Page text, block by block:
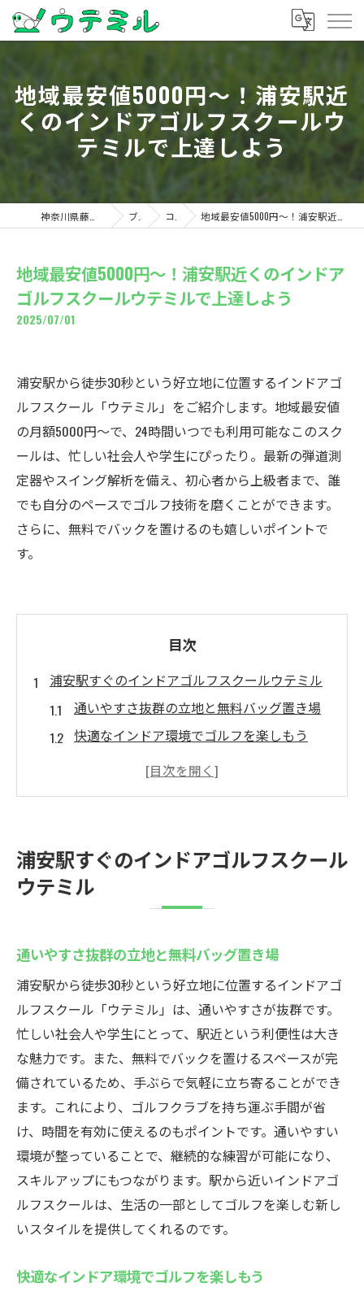
地域最安値5000円〜！浦安駅近
くのインドアゴルフスクールウ
テミルで上達しよう
ブログ コラム 地域最安値5000円〜！浦安駅近くのインドアゴルフスクールウテミルで上達しよう
地域最安値5000円〜！浦安駅近くのインドア
ゴルフスクールウテミルで上達しよう
2025/07/01
浦安駅から徒歩30秒という好立地に位置するインドアゴ
ルフスクール「ウテミル」をご紹介します。地域最安値
の月額5000円〜で、24時間いつでも利用可能なこのスク
ールは、忙しい社会人や学生にぴったり。最新の弾道測
定器やスイング解析を備え、初心者から上級者まで、誰
でも自分のペースでゴルフ技術を磨くことができます。
さらに、無料でバックを置けるのも嬉しいポイントで
す。
目次
浦安駅すぐのインドアゴルフスクールウテミル
通いやすさ抜群の立地と無料バッグ置き場
快適なインドア環境でゴルフを楽しもう
初心者に優しい手厚いサポート体制
クラブフィッティングで自分に合った練習
地域最安値で始めるインドアゴルフ
お財布に優しい価格でゴルフを始めよう
月額5000円からの安心プラン
地域最安値でスキルアップを目指す
リーズナブルな料金設定が魅力
コストを抑えて質の高いゴルフ練習
24時間営業で便利なインドアゴルフ
24時間いつでも利用可能なゴルフ施設
忙しい人にも優しい24時間営業
自分のペースで練習できる環境
ライフスタイルに合わせた利用が可能
夜間でも安心してゴルフができる
好きな時間に通えるのが大きなメリット
力
浦安駅すぐのインドアゴルフスクール
ウテミル
通いやすさ抜群の立地と無料バッグ置き場
浦安駅から徒歩30秒という好立地に位置するインドアゴ
ルフスクール「ウテミル」は、通いやすさが抜群です。
忙しい社会人や学生にとって、駅近という利便性は大き
な魅力です。また、無料でバックを置けるスペースが完
備されているため、手ぶらで気軽に立ち寄ることができ
ます。これにより、ゴルフクラブを持ち運ぶ手間が省
け、時間を有効に使えるのもポイントです。通いやすい
環境が整っていることで、継続的な練習が可能になり、
スキルアップにもつながります。駅から近いインドアゴ
ルフスクールは、生活の一部としてゴルフを楽しむ新し
いスタイルを提供してくれるのです。
快適なインドア環境でゴルフを楽しもう